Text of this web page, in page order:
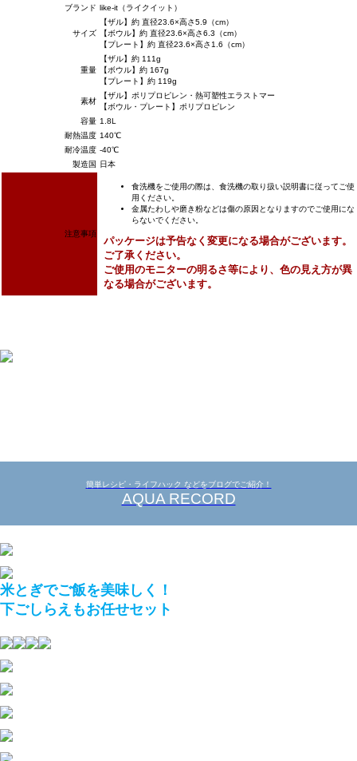
ブランド like-it（ライクイット）
サイズ
【ザル】約 直径23.6×高さ5.9（cm）
【ボウル】約 直径23.6×高さ6.3（cm）
【プレート】約 直径23.6×高さ1.6（cm）
重量
【ザル】約 111g
【ボウル】約 167g
【プレート】約 119g
素材
【ザル】ポリプロピレン・熱可塑性エラストマー
【ボウル・プレート】ポリプロピレン
容量 1.8L
耐熱温度 140℃
耐冷温度 -40℃
製造国
日本
注意事項
食洗機をご使用の際は、食洗機の取り扱い説明書に従ってご使
用ください。
金属たわしや磨き粉などは傷の原因となりますのでご使用にな
らないでください。
パッケージは予告なく変更になる場合がございます。
ご了承ください。
ご使用のモニターの明るさ等により、色の見え方が異
なる場合がございます。
簡単レシピ・ライフハック などをブログでご紹介！
AQUA RECORD
米とぎでご飯を美味しく！
下ごしらえもお任せセット